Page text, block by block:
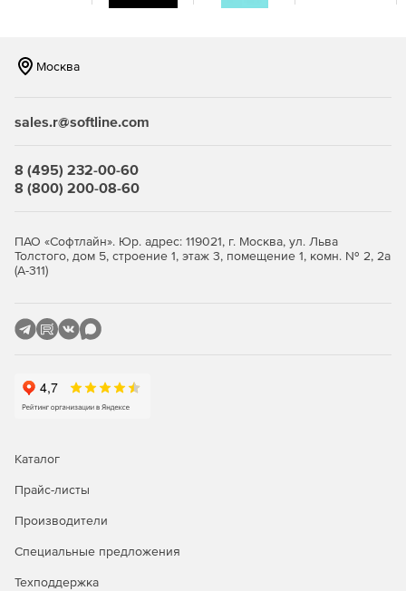
Москва
sales.r@softline.com
8 (495) 232-00-60
8 (800) 200-08-60
ПАО «Софтлайн». Юр. адрес: 119021, г. Москва, ул. Льва
Толстого, дом 5, строение 1, этаж 3, помещение 1, комн. № 2, 2а
(А-311)
Каталог
Прайс-листы
Производители
Специальные предложения
Техподдержка